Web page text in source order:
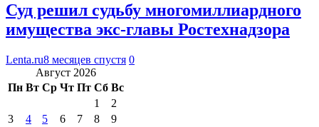
Суд решил судьбу многомиллиардного
имущества экс-главы Ростехнадзора
Lenta.ru8 месяцев спустя 0
Август 2026
Пн Вт Ср Чт Пт Сб Вс
1
2
3
4 5 6 7 8
9